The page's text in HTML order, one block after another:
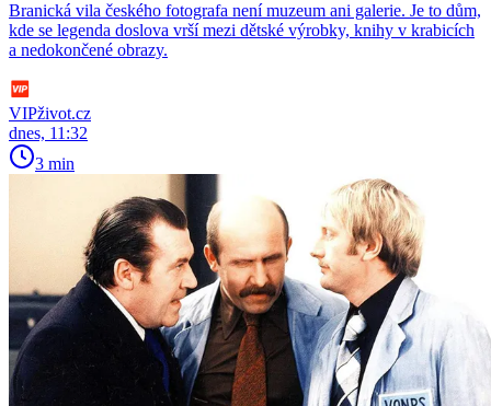
Branická vila českého fotografa není muzeum ani galerie. Je to dům,
kde se legenda doslova vrší mezi dětské výrobky, knihy v krabicích
a nedokončené obrazy.
VIPživot.cz
dnes, 11:32
3 min